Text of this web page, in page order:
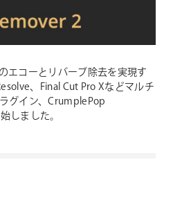
エコーとリバーブ除去を実現す
、Final Cut Pro Xなどマルチ
グイン、CrumplePop
しました。